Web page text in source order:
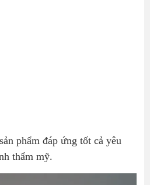
phẩm đáp ứng tốt cả yêu
thẩm mỹ.